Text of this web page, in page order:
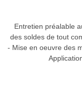
Entretien préalable
des soldes de tout
- Mise en oeuvre des